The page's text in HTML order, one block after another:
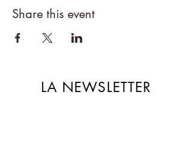
Share this event
LA NEWSLETTER